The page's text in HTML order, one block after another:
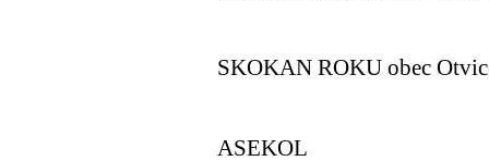
SKOKAN ROKU obec
ASEKOL